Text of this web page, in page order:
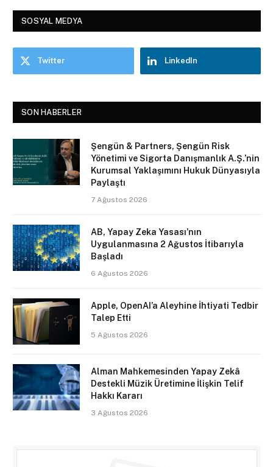
SOSYAL MEDYA
Twitter LinkedIn
SON HABERLER
Şengün & Partners, Şengün Risk
Yönetimi ve Sigorta Danışmanlık A.Ş.’nin
Kurumsal Yaklaşımını Hukuk Dünyasıyla
Paylaştı
7 Ağustos 2026
AB, Yapay Zeka Yasası’nın
Uygulanmasına 2 Ağustos İtibarıyla
Başladı
6 Ağustos 2026
Apple, OpenAI’a Aleyhine İhtiyati Tedbir
Talep Etti
5 Ağustos 2026
Alman Mahkemesinden Yapay Zekâ
Destekli Müzik Üretimine İlişkin Telif
Hakkı Kararı
3 Ağustos 2026